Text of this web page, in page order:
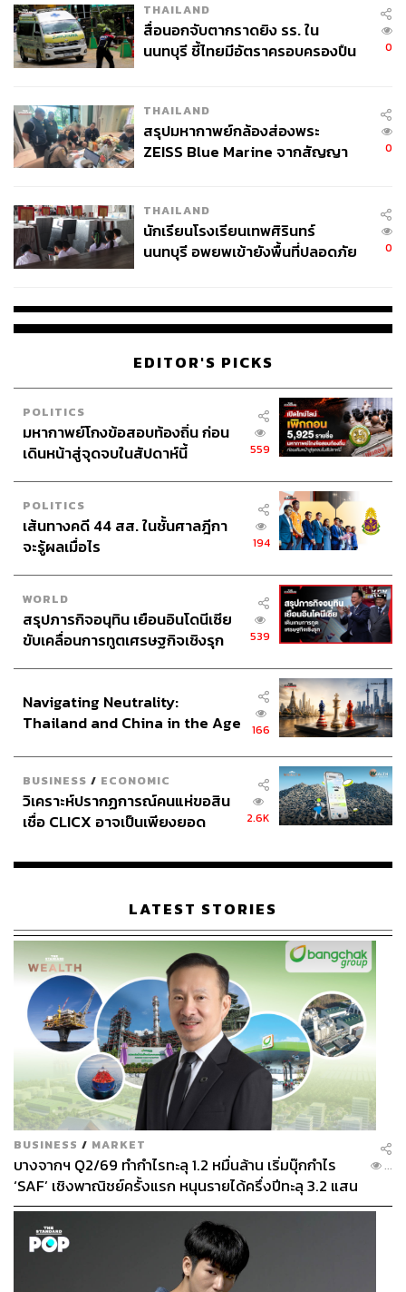
THAILAND
สื่อนอกจับตากราดยิง รร. ใน
นนทบุรี ชี้ไทยมีอัตราครอบครองปืน
0
THAILAND
สรุปมหากาพย์กล้องส่องพระ
ZEISS Blue Marine จากสัญญา
จ่ายหนี้-แอบระบุแบรนด์
0
THAILAND
นักเรียนโรงเรียนเทพศิรินทร์
นนทบุรี อพยพเข้ายังพื้นที่ปลอดภัย
0
EDITOR'S PICKS
POLITICS
มหากาพย์โกงข้อสอบท้องถิ่น ก่อน
เดินหน้าสู่จุดจบในสัปดาห์นี้
559
POLITICS
เส้นทางคดี 44 สส. ในชั้นศาลฎีกา
จะรู้ผลเมื่อไร
194
WORLD
สรุปภารกิจอนุทิน เยือนอินโดนีเซีย
ขับเคลื่อนการทูตเศรษฐกิจเชิงรุก
539
Navigating Neutrality:
Thailand and China in the Age
166
BUSINESS / ECONOMIC
วิเคราะห์ปรากฏการณ์คนแห่ขอสิน
เชื่อ CLICX อาจเป็นเพียงยอด
เรือนไทยที่ถูกซุกไว้
2.6K
LATEST STORIES
BUSINESS / MARKET
บางจากฯ Q2/69 ทำกำไรทะลุ 1.2 หมื่นล้าน เริ่มบุ๊กกำไร
‘SAF’ เชิงพาณิชย์ครั้งแรก หนุนรายได้ครึ่งปีทะลุ 3.2 แสน
ล้าน
...